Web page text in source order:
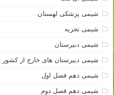
شیمی پزشکی لهستان
شیمی تجزیه
شیمی دبیرستان
شیمی دبیرستان های خارج از کشور
شیمی دهم فصل اول
شیمی دهم فصل دوم